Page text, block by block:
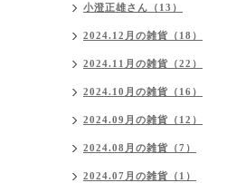
小澄正雄さん（13）
2024.12月の雑貨（18）
2024.11月の雑貨（22）
2024.10月の雑貨（16）
2024.09月の雑貨（12）
2024.08月の雑貨（7）
2024.07月の雑貨（1）